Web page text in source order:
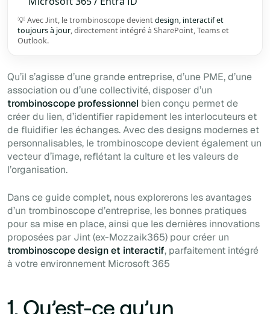
💡 Avec Jint, le trombinoscope devientdesign, interactif et
toujours à jour, directement intégré à SharePoint, Teams et
Outlook.
Qu’il s’agisse d’une grande entreprise, d’une PME, d’une
association ou d’une collectivité, disposer d’un
trombinoscope professionnel bien conçu permet de
créer du lien, d’identifier rapidement les interlocuteurs et
de fluidifier les échanges. Avec des designs modernes et
personnalisables, le trombinoscope devient également un
vecteur d’image, reflétant la culture et les valeurs de
l’organisation.
Dans ce guide complet, nous explorerons les avantages
d’un trombinoscope d’entreprise, les bonnes pratiques
pour sa mise en place, ainsi que les dernières innovations
proposées par Jint (ex-Mozzaik365) pour créer un
trombinoscope design et interactif, parfaitement intégré
à votre environnement Microsoft 365
1. Qu’est-ce qu’un